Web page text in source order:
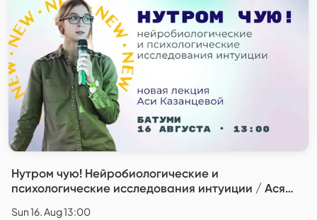
Нутром чую! Нейробиологические и
психологические исследования интуиции / Ася
Sun 16. Aug 13:00